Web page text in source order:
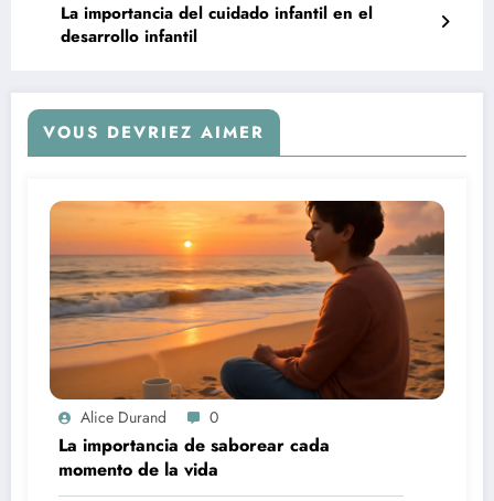
La importancia del cuidado infantil en el
desarrollo infantil
VOUS DEVRIEZ AIMER
Alice Durand 0
La importancia de saborear cada
momento de la vida